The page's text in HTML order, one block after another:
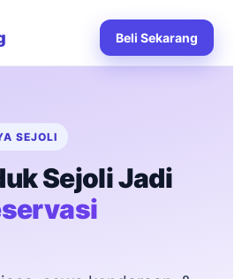
Beli Sekarang
SEJOLI
Sejoli Jadi